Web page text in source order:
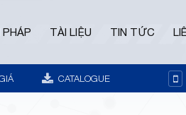
PHÁP TÀI LIỆU TIN TỨC
CATALOGUE